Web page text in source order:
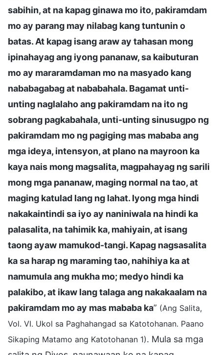
sabihin, at na kapag ginawa mo ito, pakiramdam
mo ay parang may nilabag kang tuntunin o
batas. At kapag isang araw ay tahasan mong
ipinahayag ang iyong pananaw, sa kaibuturan
mo ay mararamdaman mo na masyado kang
nababagabag at nababahala. Bagamat unti-
unting naglalaho ang pakiramdam na ito ng
sobrang pagkabahala, unti-unting sinusugpo ng
pakiramdam mo ng pagiging mas mababa ang
mga ideya, intensyon, at plano na mayroon ka
kaya nais mong magsalita, magpahayag ng sarili
mong mga pananaw, maging normal na tao, at
maging katulad lang ng lahat. Iyong mga hindi
nakakaintindi sa iyo ay naniniwala na hindi ka
palasalita, na tahimik ka, mahiyain, at isang
taong ayaw mamukod-tangi. Kapag nagsasalita
ka sa harap ng maraming tao, nahihiya ka at
namumula ang mukha mo; medyo hindi ka
palakibo, at ikaw lang talaga ang nakakaalam na
pakiramdam mo ay mas mababa ka” (Ang Salita,
Vol. VI. Ukol sa Paghahangad sa Katotohanan. Paano
Sikaping Matamo ang Katotohanan 1). Mula sa mga